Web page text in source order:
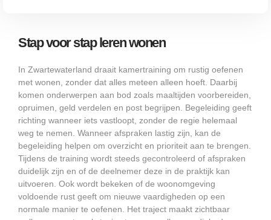
Stap voor stap leren wonen
In Zwartewaterland draait kamertraining om rustig oefenen
met wonen, zonder dat alles meteen alleen hoeft. Daarbij
komen onderwerpen aan bod zoals maaltijden voorbereiden,
opruimen, geld verdelen en post begrijpen. Begeleiding geeft
richting wanneer iets vastloopt, zonder de regie helemaal
weg te nemen. Wanneer afspraken lastig zijn, kan de
begeleiding helpen om overzicht en prioriteit aan te brengen.
Tijdens de training wordt steeds gecontroleerd of afspraken
duidelijk zijn en of de deelnemer deze in de praktijk kan
uitvoeren. Ook wordt bekeken of de woonomgeving
voldoende rust geeft om nieuwe vaardigheden op een
normale manier te oefenen. Het traject maakt zichtbaar